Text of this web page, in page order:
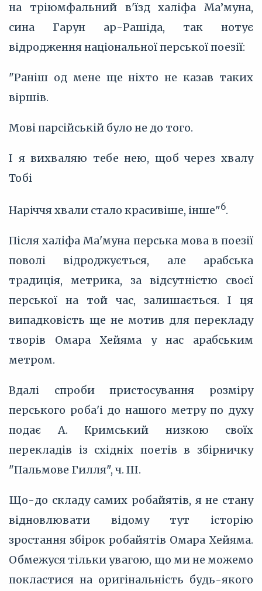
на тріюмфальний в'їзд халіфа Ма’муна,
сина Гарун ар-Рашіда, так нотує
відродження національної перської поезії:
"Раніш од мене ще ніхто не казав таких
віршів.
Мові парсійській було не до того.
І я вихваляю тебе нею, щоб через хвалу
Тобі
Наріччя хвали стало красивіше, інше"6.
Після халіфа Ма'муна перська мова в поезії
поволі відроджується, але арабська
традиція, метрика, за відсутністю своєї
перської на той час, залишається. І ця
випадковість ще не мотив для перекладу
творів Омара Хейяма у нас арабським
метром.
Вдалі спроби пристосування розміру
перського роба'і до нашого метру по духу
подає А. Кримський низкою своїх
перекладів із східніх поетів в збірничку
"Пальмове Гилля", ч. III.
Що-до складу самих робайятів, я не стану
відновлювати відому тут історію
зростання збірок робайятів Омара Хейяма.
Обмежуся тільки увагою, що ми не можемо
покластися на оригінальність будь-якого